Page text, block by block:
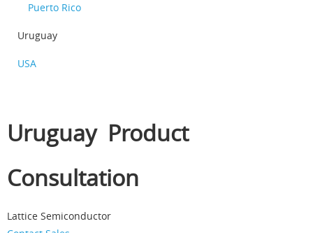
Puerto Rico
Uruguay
USA
Uruguay Product
Consultation
Lattice Semiconductor